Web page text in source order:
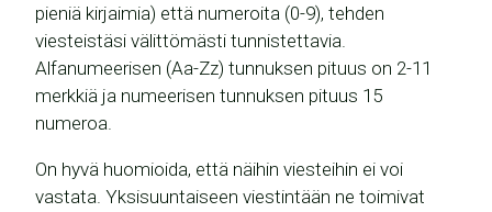
pieniä kirjaimia) että numeroita (0-9), tehden
viesteistäsi välittömästi tunnistettavia.
Alfanumeerisen (Aa-Zz) tunnuksen pituus on 2-11
merkkiä ja numeerisen tunnuksen pituus 15
numeroa.
On hyvä huomioida, että näihin viesteihin ei voi
vastata. Yksisuuntaiseen viestintään ne toimivat